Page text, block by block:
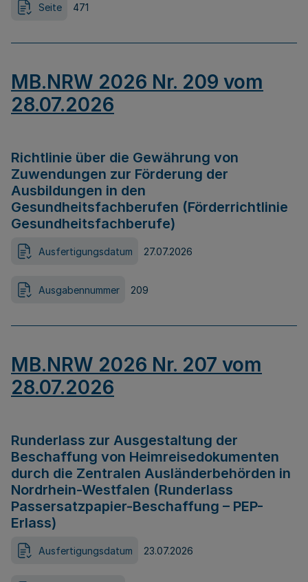
Seite 471
MB.NRW 2026 Nr. 209 vom
28.07.2026
Richtlinie über die Gewährung von
Zuwendungen zur Förderung der
Ausbildungen in den
Gesundheitsfachberufen (Förderrichtlinie
Gesundheitsfachberufe)
Ausfertigungsdatum 27.07.2026
Ausgabennummer 209
MB.NRW 2026 Nr. 207 vom
28.07.2026
Runderlass zur Ausgestaltung der
Beschaffung von Heimreisedokumenten
durch die Zentralen Ausländerbehörden in
Nordrhein-Westfalen (Runderlass
Passersatzpapier-Beschaffung – PEP-
Erlass)
Ausfertigungsdatum 23.07.2026